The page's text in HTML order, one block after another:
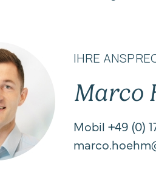
IHRE
Marco
Mobil +49 (0)